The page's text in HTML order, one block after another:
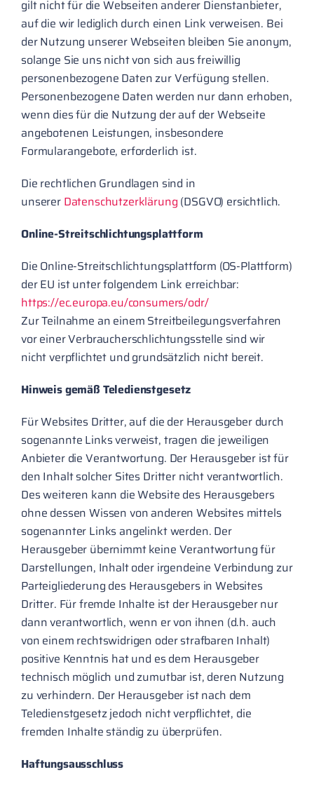
gilt nicht für die Webseiten anderer Dienstanbieter,
auf die wir lediglich durch einen Link verweisen. Bei
der Nutzung unserer Webseiten bleiben Sie anonym,
solange Sie uns nicht von sich aus freiwillig
personenbezogene Daten zur Verfügung stellen.
Personenbezogene Daten werden nur dann erhoben,
wenn dies für die Nutzung der auf der Webseite
angebotenen Leistungen, insbesondere
Formularangebote, erforderlich ist.
Die rechtlichen Grundlagen sind in
unserer Datenschutzerklärung (DSGVO) ersichtlich.
Online-Streitschlichtungsplattform
Die Online-Streitschlichtungsplattform (OS-Plattform)
der EU ist unter folgendem Link erreichbar:
https://ec.europa.eu/consumers/odr/
Zur Teilnahme an einem Streitbeilegungsverfahren
vor einer Verbraucherschlichtungsstelle sind wir
nicht verpflichtet und grundsätzlich nicht bereit.
Hinweis gemäß Teledienstgesetz
Für Websites Dritter, auf die der Herausgeber durch
sogenannte Links verweist, tragen die jeweiligen
Anbieter die Verantwortung. Der Herausgeber ist für
den Inhalt solcher Sites Dritter nicht verantwortlich.
Des weiteren kann die Website des Herausgebers
ohne dessen Wissen von anderen Websites mittels
sogenannter Links angelinkt werden. Der
Herausgeber übernimmt keine Verantwortung für
Darstellungen, Inhalt oder irgendeine Verbindung zur
Parteigliederung des Herausgebers in Websites
Dritter. Für fremde Inhalte ist der Herausgeber nur
dann verantwortlich, wenn er von ihnen (d.h. auch
von einem rechtswidrigen oder strafbaren Inhalt)
positive Kenntnis hat und es dem Herausgeber
technisch möglich und zumutbar ist, deren Nutzung
zu verhindern. Der Herausgeber ist nach dem
Teledienstgesetz jedoch nicht verpflichtet, die
fremden Inhalte ständig zu überprüfen.
Haftungsausschluss